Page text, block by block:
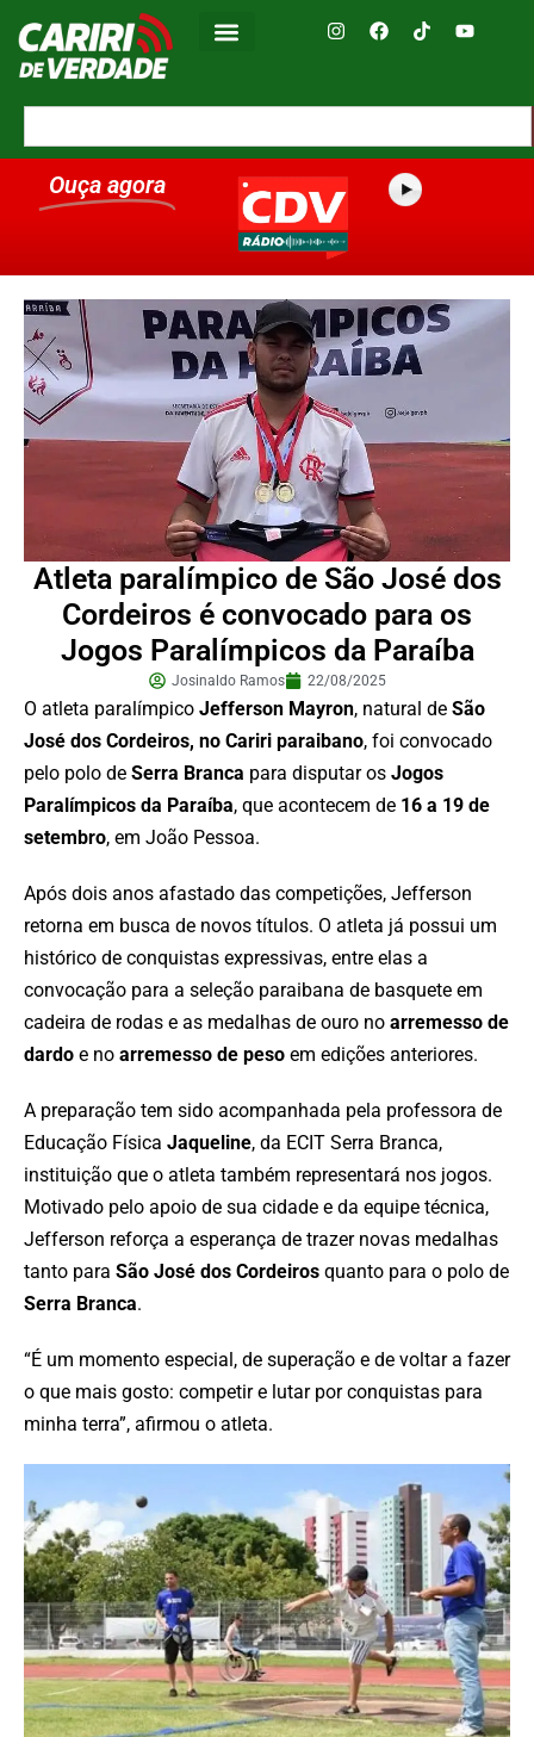
Ouça agora
Atleta paralímpico de São José dos
Cordeiros é convocado para os
Jogos Paralímpicos da Paraíba
Josinaldo Ramos 22/08/2025
O atleta paralímpico Jefferson Mayron, natural de São
José dos Cordeiros, no Cariri paraibano, foi convocado
pelo polo de Serra Branca para disputar os Jogos
Paralímpicos da Paraíba, que acontecem de 16 a 19 de
setembro, em João Pessoa.
Após dois anos afastado das competições, Jefferson
retorna em busca de novos títulos. O atleta já possui um
histórico de conquistas expressivas, entre elas a
convocação para a seleção paraibana de basquete em
cadeira de rodas e as medalhas de ouro no arremesso de
dardo e no arremesso de peso em edições anteriores.
A preparação tem sido acompanhada pela professora de
Educação Física Jaqueline, da ECIT Serra Branca,
instituição que o atleta também representará nos jogos.
Motivado pelo apoio de sua cidade e da equipe técnica,
Jefferson reforça a esperança de trazer novas medalhas
tanto para São José dos Cordeiros quanto para o polo de
Serra Branca.
“É um momento especial, de superação e de voltar a fazer
o que mais gosto: competir e lutar por conquistas para
minha terra”, afirmou o atleta.